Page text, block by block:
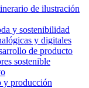
de ilustración
y sostenibilidad
y digitales
de producto
sostenible
y producción